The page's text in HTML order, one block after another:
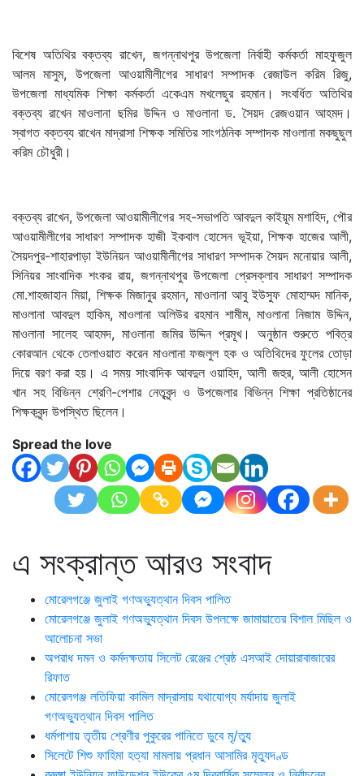
বিশেষ অতিথির বক্তব্য রাখেন, জগন্নাথপুর উপজেলা নির্বাহী কর্মকর্তা মাহফুজুল
আলম মাসুম, উপজেলা আওয়ামীলীগের সাধারণ সম্পাদক রেজাউল করিম রিজু,
উপজেলা মাধ্যমিক শিক্ষা কর্মকর্তা একেএম মখলেছুর রহমান। সংবর্ধিত অতিথির
বক্তব্য রাখেন মাওলানা ছমির উদ্দিন ও মাওলানা ড. সৈয়দ রেজওয়ান আহমদ।
স্বাগত বক্তব্য রাখেন মাদ্রাসা শিক্ষক সমিতির সাংগঠনিক সম্পাদক মাওলানা মকছুছুল
করিম চৌধুরী।
বক্তব্য রাখেন, উপজেলা আওয়ামীলীগের সহ-সভাপতি আবদুল কাইয়ূম মশাহিদ, পৌর
আওয়ামীলীগের সাধারণ সম্পাদক হাজী ইকবাল হোসেন ভূইয়া, শিক্ষক হাজের আলী,
সৈয়দপুর-শাহারপাড়া ইউনিয়ন আওয়ামীলীগের সাধারণ সম্পাদক সৈয়দ মনোয়ার আলী,
সিনিয়র সাংবাদিক শংকর রায়, জগন্নাথপুর উপজেলা প্রেসক্লাব সাধারণ সম্পাদক
মো.শাহজাহান মিয়া, শিক্ষক মিজানুর রহমান, মাওলানা আবু ইউসুফ মোহাম্মদ মানিক,
মাওলানা আবদুল হাকিম, মাওলানা অলিউর রহমান শামীম, মাওলানা নিজাম উদ্দিন,
মাওলানা সালেহ আহমদ, মাওলানা জমির উদ্দিন প্রমূখ। অনুষ্ঠান শুরুতে পবিত্র
কোরআন থেকে তেলাওয়াত করেন মাওলানা ফজলুল হক ও অতিথিদের ফুলের তোড়া
দিয়ে বরণ করা হয়। এ সময় সাংবাদিক আবদুল ওয়াহিদ, আলী জহুর, আলী হোসেন
খান সহ বিভিন্ন শ্রেণি-পেশার নেতৃবৃন্দ ও উপজেলার বিভিন্ন শিক্ষা প্রতিষ্ঠানের
শিক্ষকবৃন্দ উপস্থিত ছিলেন।
Spread the love
এ সংক্রান্ত আরও সংবাদ
মোরেলগঞ্জে জুলাই গণঅভ্যুত্থান দিবস পালিত
মোরেলগঞ্জে জুলাই গণঅভ্যুত্থান দিবস উপলক্ষে জামায়াতের বিশাল মিছিল ও
আলোচনা সভা
অপরাধ দমন ও কর্মদক্ষতায় সিলেট রেঞ্জের শ্রেষ্ঠ এসআই দোয়ারাবাজারের
রিফাত
মোরেলগঞ্জ লতিফিয়া কামিল মাদ্রাসায় যথাযোগ্য মর্যাদায় জুলাই
গণঅভ্যুত্থান দিবস পালিত
ধর্মপাশায় তৃতীয় শ্রেণীর পুকুরের পানিতে ডুবে মৃ/ত্যু
সিলেটে শিশু ফাহিমা হত্যা মামলায় প্রধান আসামির মৃত্যুদণ্ড